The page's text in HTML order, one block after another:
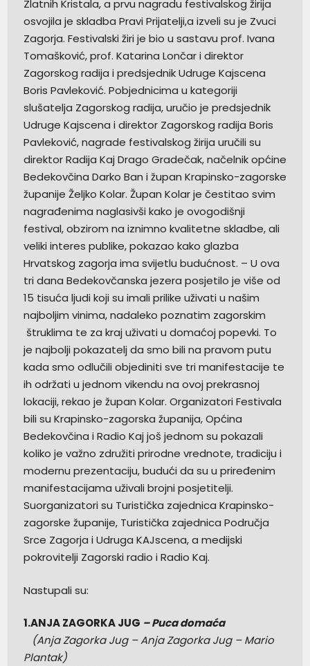
Zlatnih Kristala, a prvu nagradu festivalskog žirija
osvojila je skladba Pravi Prijatelji,a izveli su je Zvuci
Zagorja. Festivalski žiri je bio u sastavu prof. Ivana
Tomašković, prof. Katarina Lončar i direktor
Zagorskog radija i predsjednik Udruge Kajscena
Boris Pavleković. Pobjednicima u kategoriji
slušatelja Zagorskog radija, uručio je predsjednik
Udruge Kajscena i direktor Zagorskog radija Boris
Pavleković, nagrade festivalskog žirija uručili su
direktor Radija Kaj Drago Gradečak, načelnik općine
Bedekovčina Darko Ban i župan Krapinsko-zagorske
županije Željko Kolar. Župan Kolar je čestitao svim
nagrađenima naglasivši kako je ovogodišnji
festival, obzirom na iznimno kvalitetne skladbe, ali
veliki interes publike, pokazao kako glazba
Hrvatskog zagorja ima svijetlu budućnost. – U ova
tri dana Bedekovčanska jezera posjetilo je više od
15 tisuća ljudi koji su imali prilike uživati u našim
najboljim vinima, nadaleko poznatim zagorskim
štruklima te za kraj uživati u domaćoj popevki. To
je najbolji pokazatelj da smo bili na pravom putu
kada smo odlučili objediniti sve tri manifestacije te
ih održati u jednom vikendu na ovoj prekrasnoj
lokaciji, rekao je župan Kolar. Organizatori Festivala
bili su Krapinsko-zagorska županija, Općina
Bedekovčina i Radio Kaj još jednom su pokazali
koliko je važno združiti prirodne vrednote, tradiciju i
modernu prezentaciju, budući da su u priređenim
manifestacijama uživali brojni posjetitelji.
Suorganizatori su Turistička zajednica Krapinsko-
zagorske županije, Turistička zajednica Područja
Srce Zagorja i Udruga KAJscena, a medijski
pokrovitelji Zagorski radio i Radio Kaj.
Nastupali su:
1.ANJA ZAGORKA JUG – Puca domaća
(Anja Zagorka Jug – Anja Zagorka Jug – Mario
Plantak)